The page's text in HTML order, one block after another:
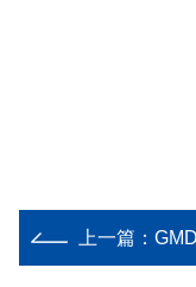
上一篇：